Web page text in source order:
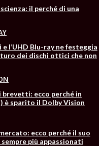
il perché di una
l’UHD Blu-ray ne festeggia
dei dischi ottici che non
brevetti: ecco perché in
è sparito il Dolby Vision
ecco perché il suo
più appassionati